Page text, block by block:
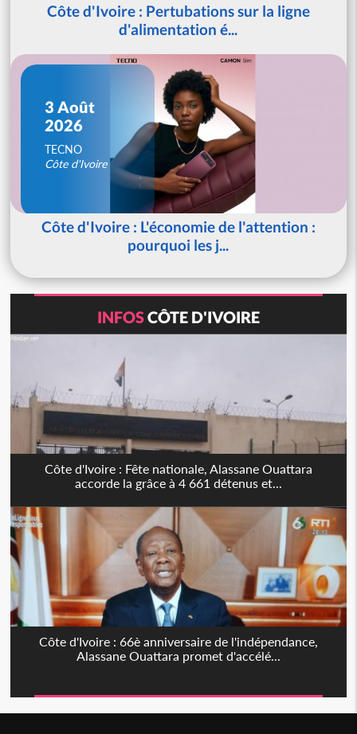
Côte d'Ivoire : Pertubations sur la ligne
d'alimentation é...
3 Août
2026
TECNO
Côte d'Ivoire
Côte d'Ivoire : L'économie de l'attention :
pourquoi les j...
INFOSCÔTE D'IVOIRE
Côte d'Ivoire : Fête nationale, Alassane Ouattara
accorde la grâce à 4 661 détenus et...
Côte d'Ivoire : 66è anniversaire de l'indépendance,
Alassane Ouattara promet d'accélé...